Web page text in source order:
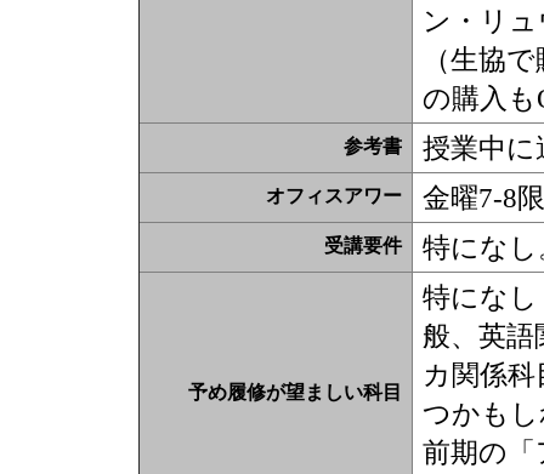
ン・リ
（生協
の購入も
参考書 授業中に
オフィスアワー 金曜7-8限
受講要件 特にな
予め履修が望ましい科目
特になし
般、英
カ関係
つかも
前期の